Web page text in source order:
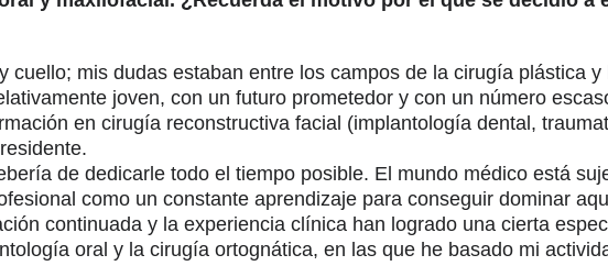
mis dudas estaban entre los campos de la cirugía plástica
joven, con un futuro prometedor y con un número
en cirugía reconstructiva facial (implantología dental,
de dedicarle todo el tiempo posible. El mundo médico está
como un constante aprendizaje para conseguir dominar
continuada y la experiencia clínica han logrado una cierta
oral y la cirugía ortognática, en las que he basado mi